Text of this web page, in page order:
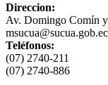
Direccion:
Av. Domingo Comín
msucua@sucua.gob.ec
Teléfonos:
(07) 2740-211
(07) 2740-886